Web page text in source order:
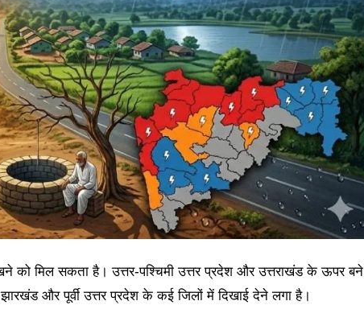
को मिल सकता है। उत्तर-पश्चिमी उत्तर प्रदेश और उत्तराखंड के ऊपर बने
और पूर्वी उत्तर प्रदेश के कई जिलों में दिखाई देने लगा है।